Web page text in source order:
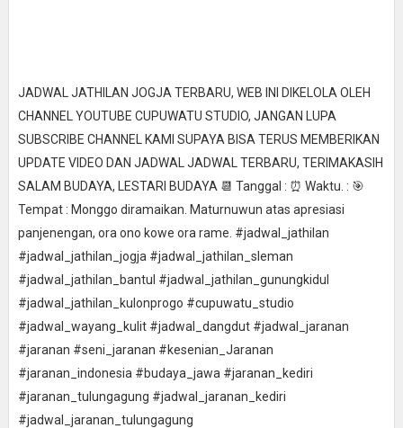
JADWAL JATHILAN JOGJA TERBARU, WEB INI DIKELOLA OLEH
CHANNEL YOUTUBE CUPUWATU STUDIO, JANGAN LUPA
SUBSCRIBE CHANNEL KAMI SUPAYA BISA TERUS MEMBERIKAN
UPDATE VIDEO DAN JADWAL JADWAL TERBARU, TERIMAKASIH
SALAM BUDAYA, LESTARI BUDAYA 📆 Tanggal : ⏰ Waktu. : 🎯
Tempat : Monggo diramaikan. Maturnuwun atas apresiasi
panjenengan, ora ono kowe ora rame. #jadwal_jathilan
#jadwal_jathilan_jogja #jadwal_jathilan_sleman
#jadwal_jathilan_bantul #jadwal_jathilan_gunungkidul
#jadwal_jathilan_kulonprogo #cupuwatu_studio
#jadwal_wayang_kulit #jadwal_dangdut #jadwal_jaranan
#jaranan #seni_jaranan #kesenian_Jaranan
#jaranan_indonesia #budaya_jawa #jaranan_kediri
#jaranan_tulungagung #jadwal_jaranan_kediri
#jadwal_jaranan_tulungagung